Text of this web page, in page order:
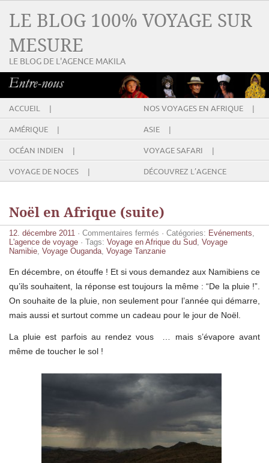
LE BLOG 100% VOYAGE SUR
MESURE
LE BLOG DE L'AGENCE MAKILA
ACCUEIL | NOS VOYAGES EN AFRIQUE |
AMÉRIQUE | ASIE |
OCÉAN INDIEN | VOYAGE SAFARI |
VOYAGE DE NOCES | DÉCOUVREZ L’AGENCE
Noël en Afrique (suite)
12. décembre 2011 · Commentaires fermés sur
Noël
en
(suite)
· Catégories: Evénements
L'agence de voyage · Tags: Voyage en Afrique du Sud Voyage
Namibie Voyage Ouganda Voyage Tanzanie
En décembre, on étouffe ! Et si vous demandez aux Namibiens ce
qu’ils souhaitent, la réponse est toujours la même : “De la pluie !”.
On souhaite de la pluie, non seulement pour l’année qui démarre,
mais aussi et surtout comme un cadeau pour le jour de Noël.
La pluie est parfois au rendez vous … mais s’évapore avant
même de toucher le sol !